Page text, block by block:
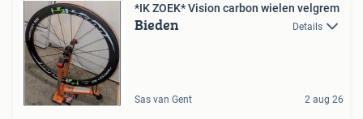
*IK ZOEK* Vision carbon wielen velgrem
Bieden Details
Sas van Gent 2 aug 26